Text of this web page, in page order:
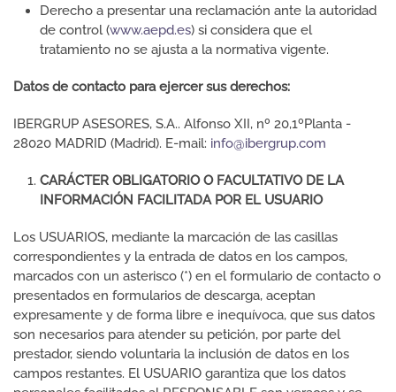
Derecho a presentar una reclamación ante la autoridad
de control (www.aepd.es) si considera que el
tratamiento no se ajusta a la normativa vigente.
Datos de contacto para ejercer sus derechos:
IBERGRUP ASESORES, S.A.. Alfonso XII, nº 20,1ºPlanta -
28020 MADRID (Madrid). E-mail: info@ibergrup.com
CARÁCTER OBLIGATORIO O FACULTATIVO DE LA
INFORMACIÓN FACILITADA POR EL USUARIO
Los USUARIOS, mediante la marcación de las casillas
correspondientes y la entrada de datos en los campos,
marcados con un asterisco (*) en el formulario de contacto o
presentados en formularios de descarga, aceptan
expresamente y de forma libre e inequívoca, que sus datos
son necesarios para atender su petición, por parte del
prestador, siendo voluntaria la inclusión de datos en los
campos restantes. El USUARIO garantiza que los datos